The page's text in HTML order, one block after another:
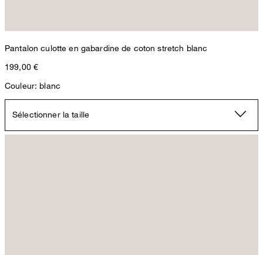
Pantalon culotte en gabardine de coton stretch blanc
199,00 €
Couleur: blanc
Sélectionner la taille